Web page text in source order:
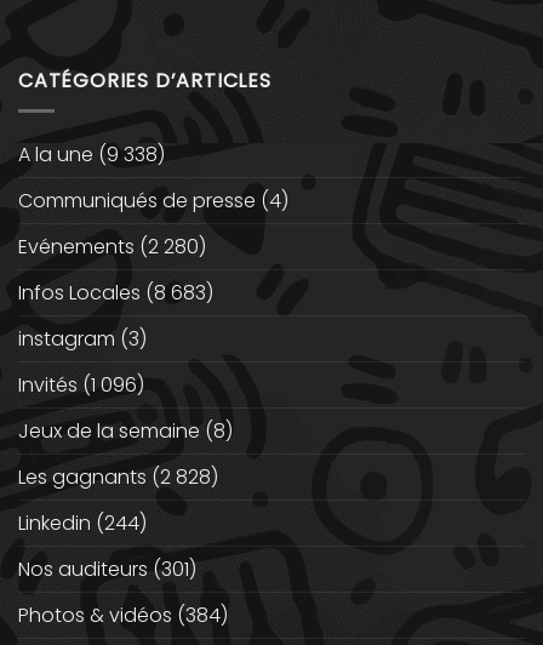
CATÉGORIES D’ARTICLES
A la une (9 338)
Communiqués de presse (4)
Evénements (2 280)
Infos Locales (8 683)
instagram (3)
Invités (1 096)
Jeux de la semaine (8)
Les gagnants (2 828)
Linkedin (244)
Nos auditeurs (301)
Photos & vidéos (384)